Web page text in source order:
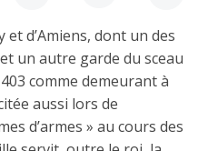
d’Amiens, dont un des
un autre garde du sceau
comme demeurant à
aussi lors de
d’armes » au cours des